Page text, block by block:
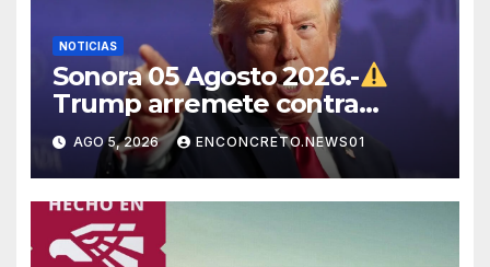
NOTICIAS
Sonora 05 Agosto 2026.-
Trump arremete contra
México, Canadá y otras
potencias por supuestos
abusos comerciales
AGO 5, 2026 ENCONCRETO.NEWS01